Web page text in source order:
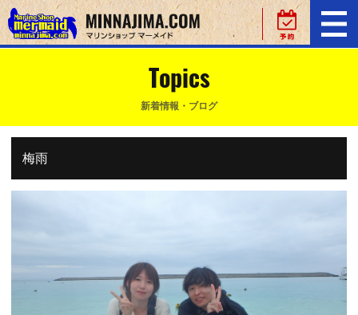
Topics
新着情報・ブログ
梅雨